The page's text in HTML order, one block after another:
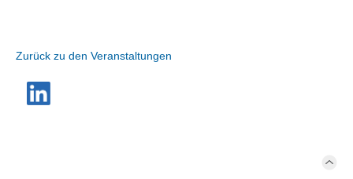
Zurück zu den Veranstaltungen